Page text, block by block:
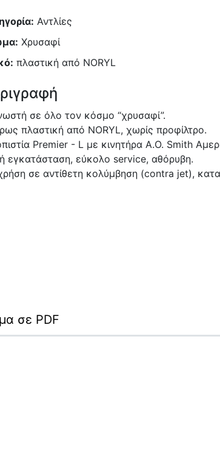
Αντλίες
Χρυσαφί
πλαστική από NORYL
σε όλο τον κόσμο “χρυσαφί”.
πλαστική από NORYL, χωρίς προφίλτρο.
Premier - L με κινητήρα Α.Ο. Sm­ith
εγκατάσταση, εύκολο service, αθόρυβη.
σε αντίθετη κολύμβηση (contra jet),
σε PDF